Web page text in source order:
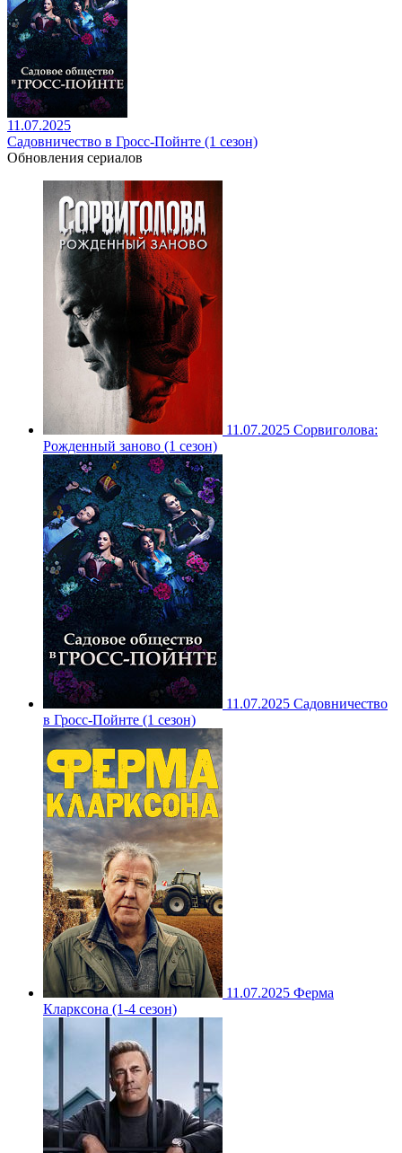
11.07.2025
Садовничество в Гросс-Пойнте (1 сезон)
Обновления сериалов
11.07.2025 Сорвиголова:
Рожденный заново (1 сезон)
11.07.2025 Садовничество
в Гросс-Пойнте (1 сезон)
11.07.2025 Ферма
Кларксона (1-4 сезон)